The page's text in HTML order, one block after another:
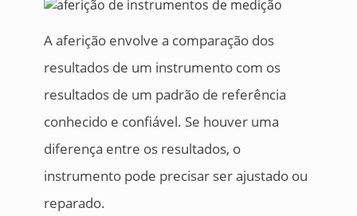
A aferição envolve a comparação dos
resultados de um instrumento com os
resultados de um padrão de referência
conhecido e confiável. Se houver uma
diferença entre os resultados, o
instrumento pode precisar ser ajustado ou
reparado.